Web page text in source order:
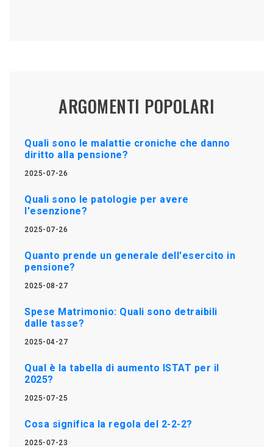
ARGOMENTI POPOLARI
Quali sono le malattie croniche che danno
diritto alla pensione?
2025-07-26
Quali sono le patologie per avere
l'esenzione?
2025-07-26
Quanto prende un generale dell'esercito in
pensione?
2025-08-27
Spese Matrimonio: Quali sono detraibili
dalle tasse?
2025-04-27
Qual è la tabella di aumento ISTAT per il
2025?
2025-07-25
Cosa significa la regola del 2-2-2?
2025-07-23